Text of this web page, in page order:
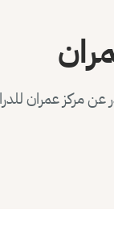
مركز عمران